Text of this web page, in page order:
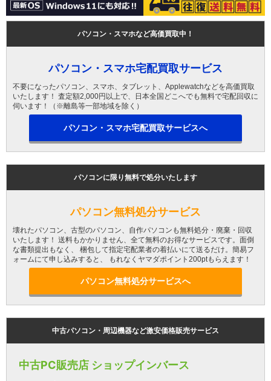
パソコン・スマホなど高価買取中！
パソコン・スマホ宅配買取サービス
不要になったパソコン、スマホ、タブレット、Applewatchなどを高価買取
いたします！ 査定額2,000円以上で、日本全国どこへでも無料で宅配回収に
伺います！（※離島等一部地域を除く）
パソコン・スマホ宅配買取サービスへ
パソコンに限り無料で処分いたします
パソコン無料処分サービス
壊れたパソコン、古型のパソコン、自作パソコンも無料処分・廃棄・回収
いたします！ 送料もかかりません、全て無料のお得なサービスです。面倒
な書類提出もなく、 梱包して指定宅配業者の着払いにて送るだけ。簡易フ
ォームにて申し込みすると、 もれなくヤマダポイント200ptもらえます！
パソコン無料処分サービスへ
中古パソコン・周辺機器など激安価格販売サービス
中古PC販売店 ショップインバース